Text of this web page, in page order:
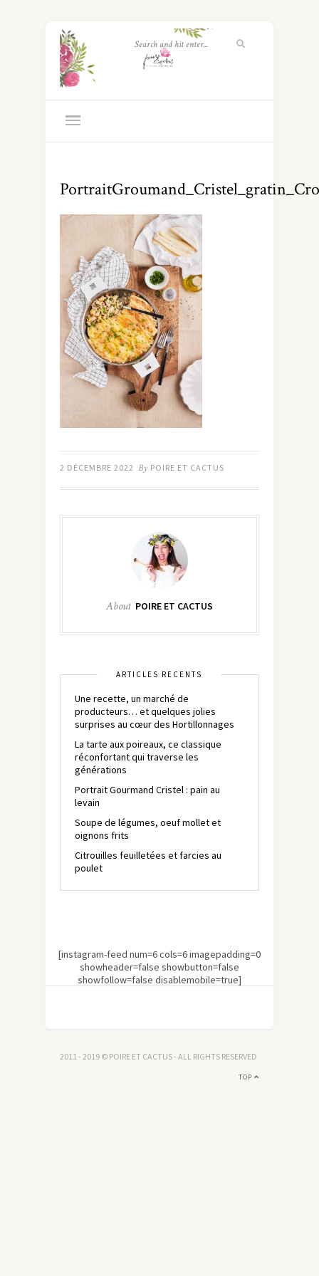
2 DÉCEMBRE 2022 By POIRE ET CACTUS
About POIRE ET CACTUS
ARTICLES RÉCENTS
Une recette, un marché de
producteurs… et quelques jolies
surprises au cœur des Hortillonnages
La tarte aux poireaux, ce classique
réconfortant qui traverse les
générations
Portrait Gourmand Cristel : pain au
levain
Soupe de légumes, oeuf mollet et
oignons frits
Citrouilles feuilletées et farcies au
poulet
[instagram-feed num=6 cols=6 imagepadding=0
showheader=false showbutton=false
showfollow=false disablemobile=true]
2011 - 2019 © POIRE ET CACTUS - ALL RIGHTS RESERVED
TOP